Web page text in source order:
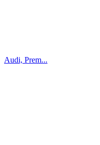
Audi, Prem...